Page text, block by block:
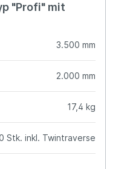
"Profi" mit
3.500 mm
2.000 mm
17,4 kg
Stk. inkl. Twintraverse